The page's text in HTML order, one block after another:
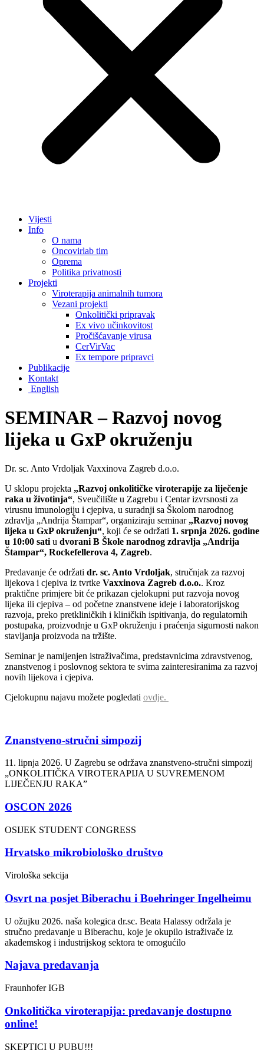
Vijesti
Info
O nama
Oncovirlab tim
Oprema
Politika privatnosti
Projekti
Viroterapija animalnih tumora
Vezani projekti
Onkolitički pripravak
Ex vivo učinkovitost
Pročišćavanje virusa
CerVirVac
Ex tempore pripravci
Publikacije
Kontakt
English
SEMINAR – Razvoj novog
lijeka u GxP okruženju
Dr. sc. Anto Vrdoljak Vaxxinova Zagreb d.o.o.
U sklopu projekta „Razvoj onkolitičke viroterapije za liječenje
raka u životinja“, Sveučilište u Zagrebu i Centar izvrsnosti za
virusnu imunologiju i cjepiva, u suradnji sa Školom narodnog
zdravlja „Andrija Štampar“, organiziraju seminar „Razvoj novog
lijeka u GxP okruženju“, koji će se održati 1. srpnja 2026. godine
u 10:00 sati u dvorani B Škole narodnog zdravlja „Andrija
Štampar“, Rockefellerova 4, Zagreb.
Predavanje će održati dr. sc. Anto Vrdoljak, stručnjak za razvoj
lijekova i cjepiva iz tvrtke Vaxxinova Zagreb d.o.o.. Kroz
praktične primjere bit će prikazan cjelokupni put razvoja novog
lijeka ili cjepiva – od početne znanstvene ideje i laboratorijskog
razvoja, preko pretkliničkih i kliničkih ispitivanja, do regulatornih
postupaka, proizvodnje u GxP okruženju i praćenja sigurnosti nakon
stavljanja proizvoda na tržište.
Seminar je namijenjen istraživačima, predstavnicima zdravstvenog,
znanstvenog i poslovnog sektora te svima zainteresiranima za razvoj
novih lijekova i cjepiva.
Cjelokupnu najavu možete pogledati ovdje.
Znanstveno-stručni simpozij
11. lipnja 2026. U Zagrebu se održava znanstveno-stručni simpozij
„ONKOLITIČKA VIROTERAPIJA U SUVREMENOM
LIJEČENJU RAKA”
OSCON 2026
OSIJEK STUDENT CONGRESS
Hrvatsko mikrobiološko društvo
Virološka sekcija
Osvrt na posjet Biberachu i Boehringer Ingelheimu
U ožujku 2026. naša kolegica dr.sc. Beata Halassy održala je
stručno predavanje u Biberachu, koje je okupilo istraživače iz
akademskog i industrijskog sektora te omogućilo
Najava predavanja
Fraunhofer IGB
Onkolitička viroterapija: predavanje dostupno
online!
SKEPTICI U PUBU!!!